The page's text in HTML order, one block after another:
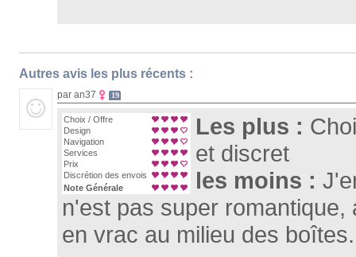
Autres avis les plus récents :
par an37 19
Choix / Offre
Design
Navigation
Services
Prix
Discrétion des envois
Note Générale
Les plus :
et discret
les moins :
n'est pas super
en vrac au milieu des